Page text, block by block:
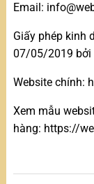
Email:
Giấy phép kinh
07/05/2019 bởi
Website chính:
Xem mẫu
hàng: https://